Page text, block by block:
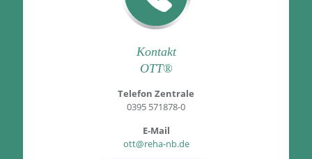
Kontakt
OTT®
Telefon Zentrale
0395 571878-0
E-Mail
ott@reha-nb.de